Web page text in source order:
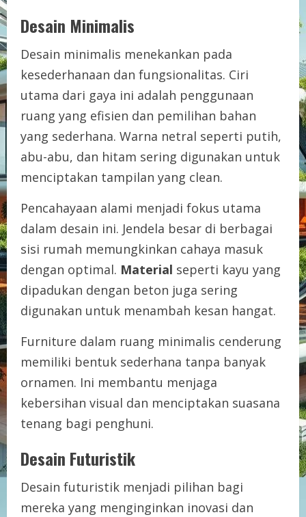
Desain Minimalis
Desain minimalis menekankan pada
kesederhanaan dan fungsionalitas. Ciri
utama dari gaya ini adalah penggunaan
ruang yang efisien dan pemilihan bahan
yang sederhana. Warna netral seperti putih,
abu-abu, dan hitam sering digunakan untuk
menciptakan tampilan yang clean.
Pencahayaan alami menjadi fokus utama
dalam desain ini. Jendela besar di berbagai
sisi rumah memungkinkan cahaya masuk
dengan optimal. Material seperti kayu yang
dipadukan dengan beton juga sering
digunakan untuk menambah kesan hangat.
Furniture dalam ruang minimalis cenderung
memiliki bentuk sederhana tanpa banyak
ornamen. Ini membantu menjaga
kebersihan visual dan menciptakan suasana
tenang bagi penghuni.
Desain Futuristik
Desain futuristik menjadi pilihan bagi
mereka yang menginginkan inovasi dan